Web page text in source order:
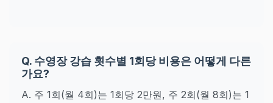
Q. 수영장 강습 횟수별 1회당 비용은 어떻게 다른
가요?
A. 주 1회(월 4회)는 1회당 2만원, 주 2회(월 8회)는 1